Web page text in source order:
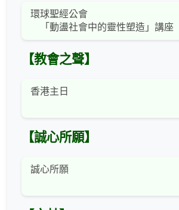
環球聖經公會
「動盪社會中的靈性塑造」講座
【教會之聲】
香港主日
【誠心所願】
誠心所願